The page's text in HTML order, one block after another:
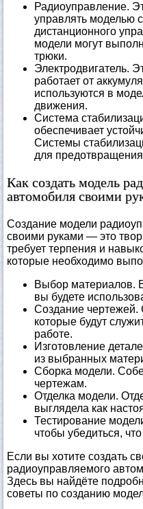
Радиоуправление.
управлять моделью
дистанционного
модели могут
трюки.
Электродвигатель.
работает от
используются в
движения.
Система
обеспечивает
Системы
для
Как создать модель
автомобиля своими
Создание модели
своими руками — это
требует терпения и
которые необходимо
Выбор материалов.
вы будете
Создание чертежей.
которые будут
работе.
Изготовление
из выбранных
Сборка модели.
чертежам.
Отделка модели.
выглядела как
Тестирование
чтобы убедиться,
Если вы хотите создать
радиоуправляемого
Здесь вы найдёте
советы по созданию